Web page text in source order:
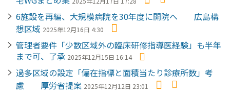
6施設を再編、大規模病院を30年度に開院へ 広島構
想区域 2025年12月16日 4:30
管理者要件「少数区域外の臨床研修指導医経験」も半年
まで可、了承 2025年12月15日 16:14
過多区域の設定「偏在指標と面積当たり診療所数」考
慮 厚労省提案 2025年12月12日 23:01